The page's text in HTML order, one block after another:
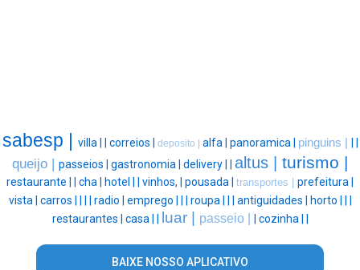
sabesp | villa | correios | deposito | alfa | panoramica | pinguins |
queijo | passeios | gastronomia | delivery | altus | turismo |
restaurante | cha | hotel | vinhos, | pousada | transportes | prefeitura |
vista | carros | radio | emprego | roupa | antiguidades | horto |
restaurantes | casa | luar | passeio | cozinha |
BAIXE NOSSO APLICATIVO